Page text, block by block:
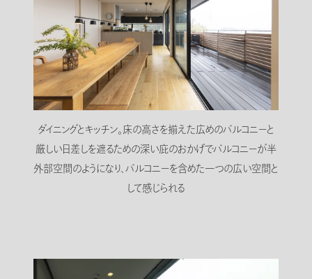
ダイニングとキッチン。床の高さを揃えた広めのバルコニーと
厳しい日差しを遮るための深い庇のおかげでバルコニーが半
外部空間のようになり、バルコニーを含めた一つの広い空間と
して感じられる